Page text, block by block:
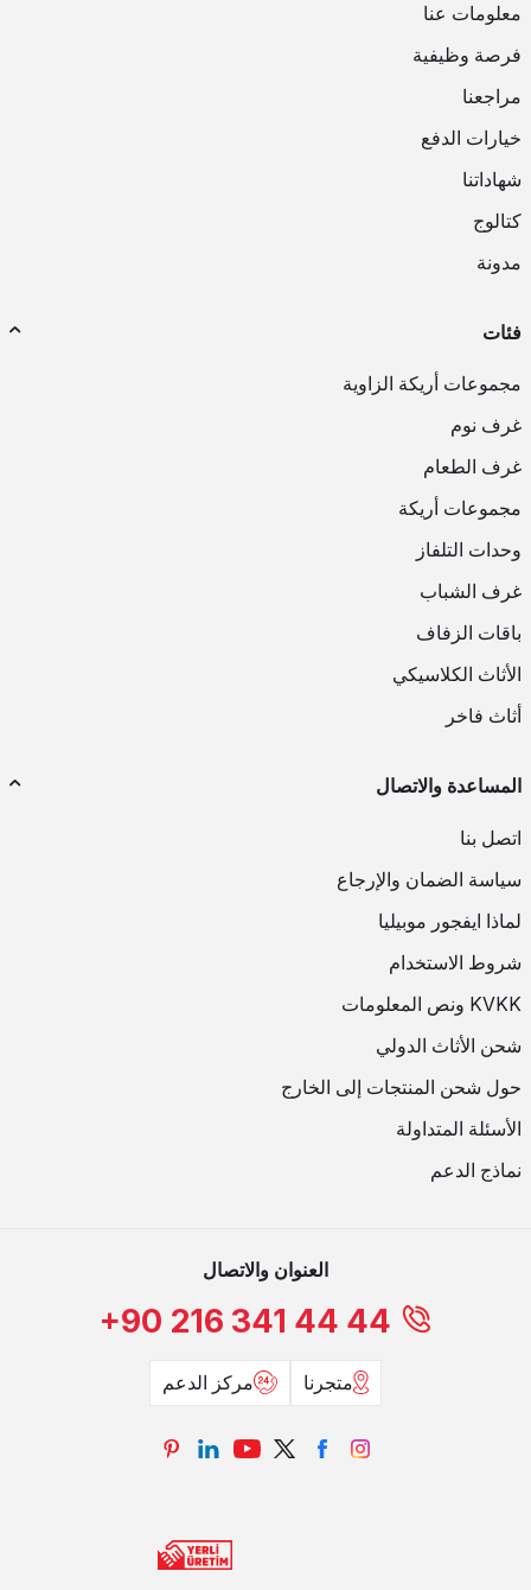
معلومات عنا
فرصة وظيفية
مراجعنا
خيارات الدفع
شهاداتنا
كتالوج
مدونة
فئات
مجموعات أريكة الزاوية
غرف نوم
غرف الطعام
مجموعات أريكة
وحدات التلفاز
غرف الشباب
باقات الزفاف
الأثاث الكلاسيكي
أثاث فاخر
المساعدة والاتصال
اتصل بنا
سياسة الضمان والإرجاع
لماذا ايفجور موبيليا
شروط الاستخدام
KVKK ونص المعلومات
شحن الأثاث الدولي
حول شحن المنتجات إلى الخارج
الأسئلة المتداولة
نماذج الدعم
العنوان والاتصال
+90 216 341 44 44
متجرنا مركز الدعم